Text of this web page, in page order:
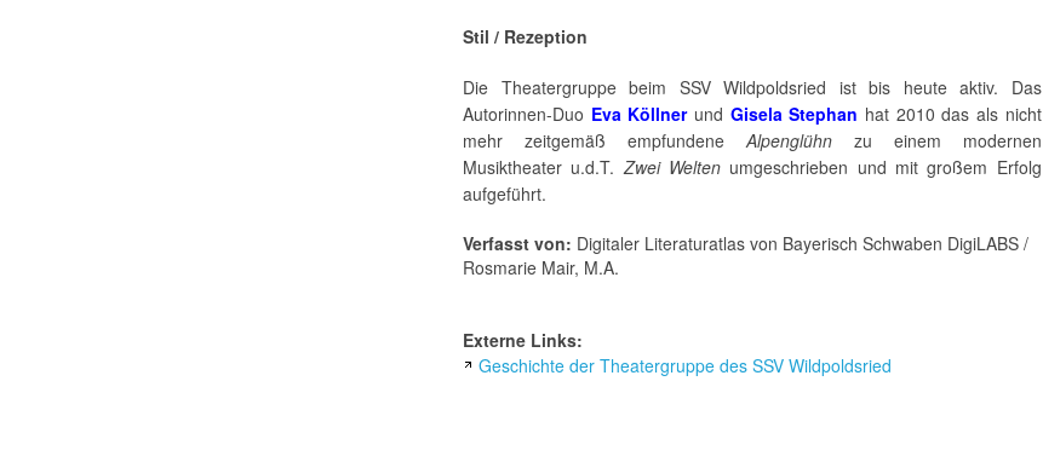
Stil / Rezeption
Die Theatergruppe beim SSV Wildpoldsried ist bis heute aktiv. Das
Autorinnen-Duo Eva Köllnerund Gisela Stephan hat 2010 das als nicht
mehr zeitgemäß empfundeneAlpenglühnzu einem modernen
Musiktheater u.d.T.Zwei Welten umgeschrieben und mit großem Erfolg
aufgeführt.
Verfasst von: Digitaler Literaturatlas von Bayerisch Schwaben DigiLABS /
Rosmarie Mair, M.A.
Externe Links:
Geschichte der Theatergruppe des SSV Wildpoldsried